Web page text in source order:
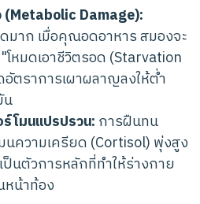
Damage):
าก เมื่อคุณอดอาหาร สมองจะ
โหมดเอาชีวิตรอด (Starvation
ตราการเผาผลาญลงให้ต่ำ
น
โมนแปรปรวน: การฝืนทน
นความเครียด (Cortisol) พุ่งสูง
นตัวการหลักที่ทำให้ร่างกาย
น้าท้อง